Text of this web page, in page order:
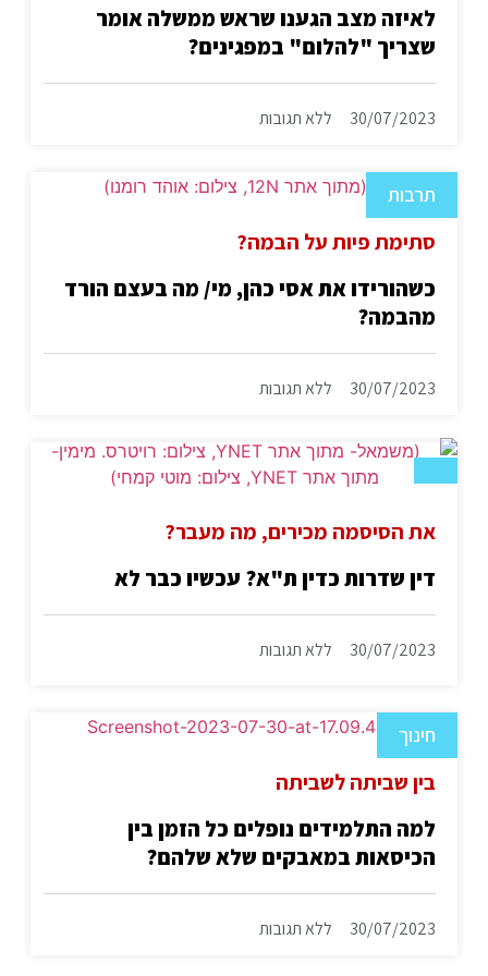
לאיזה מצב הגענו שראש ממשלה אומר
שצריך "להלום" במפגינים?
30/07/2023 ללא תגובות
תרבות
סתימת פיות על הבמה?
כשהורידו את אסי כהן, מי/ מה בעצם הורד
מהבמה?
30/07/2023 ללא תגובות
את הסיסמה מכירים, מה מעבר?
דין שדרות כדין ת"א? עכשיו כבר לא
30/07/2023 ללא תגובות
חינוך
בין שביתה לשביתה
למה התלמידים נופלים כל הזמן בין
הכיסאות במאבקים שלא שלהם?
30/07/2023 ללא תגובות